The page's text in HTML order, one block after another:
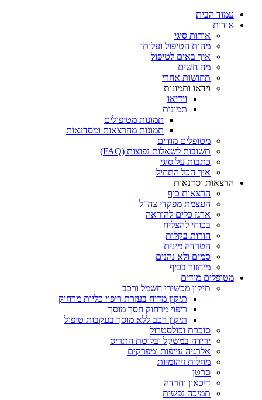
עמוד הבית
אודות
אודות סיגי
מהות הטיפול ועלותו
איך באים לטיפול
מה חשים
תחושות אחרי
וידאו ותמונות
וידיאו
תמונות
תמונות מטיפולים
תמונות מהרצאות ומסדנאות
מטופלים מודים
תשובות לשאלות נפוצות (FAQ)
כתבות על סיגי
איך הכל התחיל
הרצאות וסדנאות
הרצאות כיף
העצמת מפקדי צה"ל
ארגז כלים להוראה
בכוחי להצליח
הורות בקלות
הטרדה מינית
סמים ולא נהנים
מיחזור בכיף
מטופלים מודים
תיקון מכשירי חשמל ורכב
תיקון מדיח בעזרת ריפוי כליות מרחוק
ריפוי מרחוק חסך מוסך
תיקון רכב ללא מוסך בעקבות טיפול
סוכרת וכולסטרול
ירידה במשקל ובלוטת התריס
אלרגיה עייפות ומפרקים
מחלות זיהומיות
סרטן
דיכאון וחרדה
תמיכה נפשית